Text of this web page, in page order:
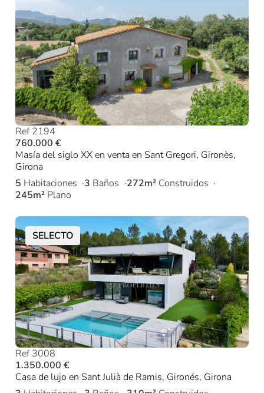
Ref 2194
760.000 €
Masía del siglo XX en venta en Sant Gregori, Gironès,
Girona
5 Habitaciones 3 Baños 272m² Construidos
245m² Plano
SELECTO
Ref 3008
1.350.000 €
Casa de lujo en Sant Julià de Ramis, Gironés, Girona